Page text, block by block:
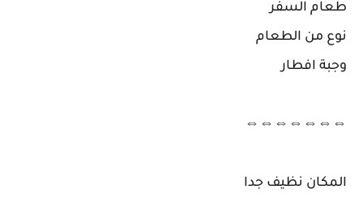
طعام السفر
نوع من الطعام
وجبة افطار
⇔⇔⇔⇔⇔⇔⇔
المكان نظيف جدا